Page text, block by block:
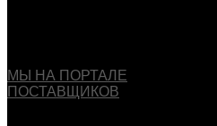
МЫ НА ПОРТАЛЕ
ПОСТАВЩИКОВ